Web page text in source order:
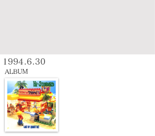
1994.6.30
ALBUM